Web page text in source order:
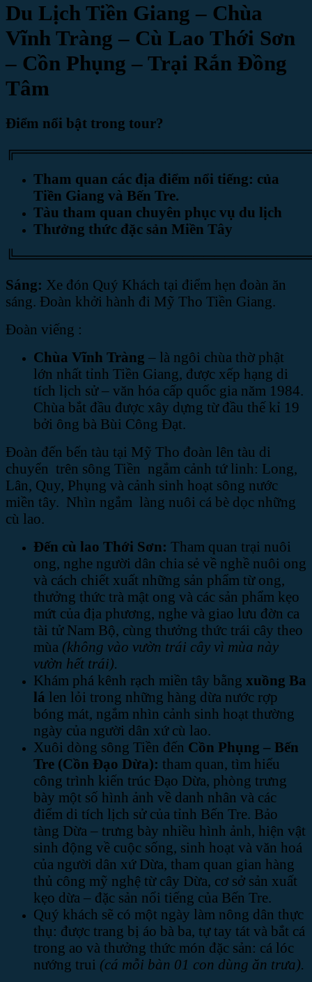
Du Lịch Tiền Giang – Chùa
Vĩnh Tràng – Cù Lao Thới Sơn
– Cồn Phụng – Trại Rắn Đồng
Tâm
Điểm nổi bật trong tour?
Tham quan các địa điểm nổi tiếng: của
Tiền Giang và Bến Tre.
Tàu tham quan chuyên phục vụ du lịch
Thưởng thức đặc sản Miền Tây
Sáng: Xe đón Quý Khách tại điểm hẹn đoàn ăn
sáng. Đoàn khởi hành đi Mỹ Tho Tiền Giang.
Đoàn viếng :
Chùa Vĩnh Tràng – là ngôi chùa thờ phật
lớn nhất tỉnh Tiền Giang, được xếp hạng di
tích lịch sử – văn hóa cấp quốc gia năm 1984.
Chùa bắt đầu được xây dựng từ đầu thế kỉ 19
bởi ông bà Bùi Công Đạt.
Đoàn đến bến tàu tại Mỹ Tho đoàn lên tàu di
chuyển trên sông Tiền ngắm cảnh tứ linh: Long,
Lân, Quy, Phụng và cảnh sinh hoạt sông nước
miền tây. Nhìn ngắm làng nuôi cá bè dọc những
cù lao.
Đến cù lao Thới Sơn: Tham quan trại nuôi
ong, nghe người dân chia sẻ về nghề nuôi ong
và cách chiết xuất những sản phẩm từ ong,
thưởng thức trà mật ong và các sản phẩm kẹo
mứt của địa phương, nghe và giao lưu đờn ca
tài tử Nam Bộ, cùng thưởng thức trái cây theo
mùa (không vào vườn trái cây vì mùa này
vườn hết trái).
Khám phá kênh rạch miền tây bằng xuồng Ba
lá len lỏi trong những hàng dừa nước rợp
bóng mát, ngắm nhìn cảnh sinh hoạt thường
ngày của người dân xứ cù lao.
Xuôi dòng sông Tiền đến Cồn Phụng – Bến
Tre (Cồn Đạo Dừa): tham quan, tìm hiểu
công trình kiến trúc Đạo Dừa, phòng trưng
bày một số hình ảnh về danh nhân và các
điểm di tích lịch sử của tỉnh Bến Tre. Bảo
tàng Dừa – trưng bày nhiều hình ảnh, hiện vật
sinh động về cuộc sống, sinh hoạt và văn hoá
của người dân xứ Dừa, tham quan gian hàng
thủ công mỹ nghệ từ cây Dừa, cơ sở sản xuất
kẹo dừa – đặc sản nổi tiếng của Bến Tre.
Quý khách sẽ có một ngày làm nông dân thực
thụ: được trang bị áo bà ba, tự tay tát và bắt cá
trong ao và thưởng thức món đặc sản: cá lóc
nướng trui (cá mỗi bàn 01 con dùng ăn trưa).